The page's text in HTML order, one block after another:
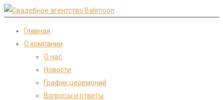
Главная
О компании
О нас
Новости
График церемоний
Вопросы и ответы